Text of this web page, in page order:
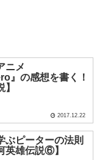
ニメ
』の感想を書く！
】
2017.12.22
ぶピーターの法則
英雄伝説⑥】